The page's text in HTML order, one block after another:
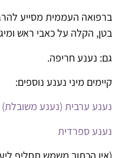
ברפואה העממית מסייע
בטן, הקלה על כאבי ראש
גם: נענע חריפה.
קיימים מיני נענע נוספים:
נענע ערבית (נענע משובלת)
נענע ספרדית